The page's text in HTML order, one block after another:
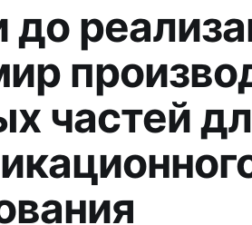
до
частей